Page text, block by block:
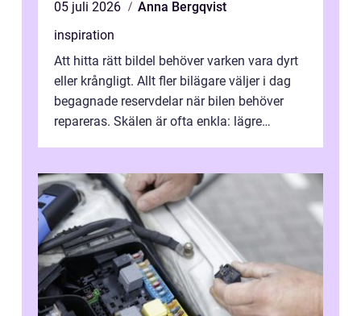
05 juli 2026
Anna Bergqvist
inspiration
Att hitta rätt bildel behöver varken vara dyrt
eller krångligt. Allt fler bilägare väljer i dag
begagnade reservdelar när bilen behöver
repareras. Skälen är ofta enkla: lägre